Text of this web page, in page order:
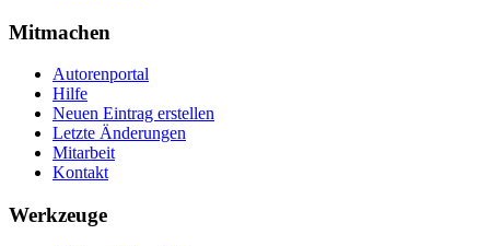
Mitmachen
Autorenportal
Hilfe
Neuen Eintrag erstellen
Letzte Änderungen
Mitarbeit
Kontakt
Werkzeuge